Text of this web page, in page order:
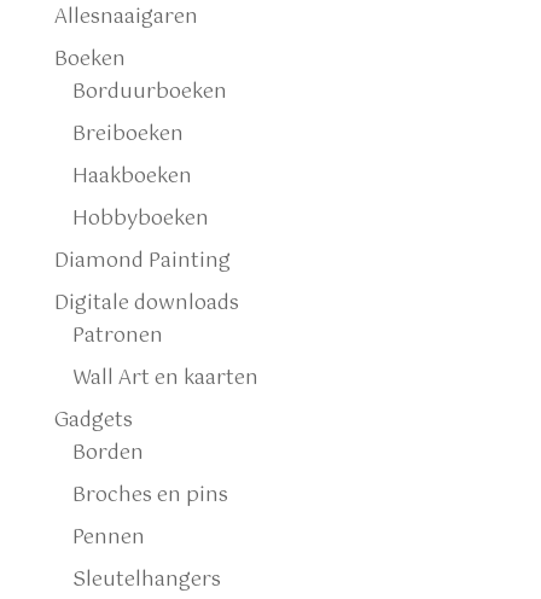
Allesnaaigaren
Boeken
Borduurboeken
Breiboeken
Haakboeken
Hobbyboeken
Diamond Painting
Digitale downloads
Patronen
Wall Art en kaarten
Gadgets
Borden
Broches en pins
Pennen
Sleutelhangers